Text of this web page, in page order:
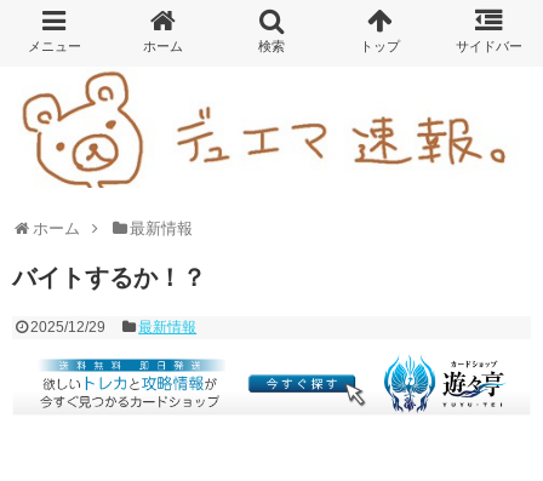
ホーム 最新情報
バイトするか！？
2025/12/29 最新情報